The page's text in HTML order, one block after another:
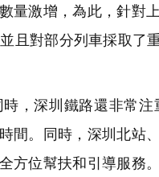
量激增，為此，針對
且對部分列車採取了
，深圳鐵路還非常注
間。同時，深圳北站
方位幫扶和引導服務